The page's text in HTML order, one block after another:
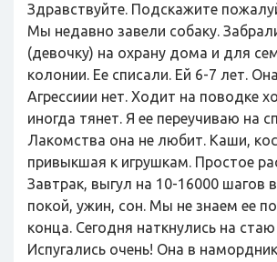
Здравствуйте. Подскажите
Мы недавно завели собаку.
(девочку) на охрану дома и для
колонии. Ее списали. Ей 6-7 лет.
Агрессиии нет. Ходит на поводке
иногда тянет. Я ее переучиваю на
Лакомства она не любит. Каши,
привыкшая к игрушкам. Простое
Завтрак, выгул на 10-16000 шагов
покой, ужин, сон. Мы не знаем ее
конца. Сегодня наткнулись на стаю
Испугались очень! Она в